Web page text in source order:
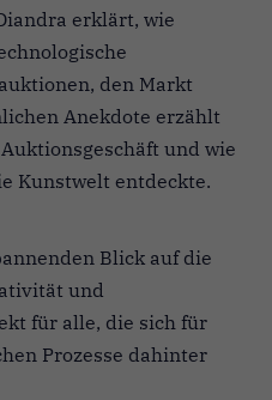
erklärt, wie
den Markt
Anekdote erzählt
und wie
Kunstwelt entdeckte.
Blick auf die
und
für alle, die sich für
Prozesse dahinter